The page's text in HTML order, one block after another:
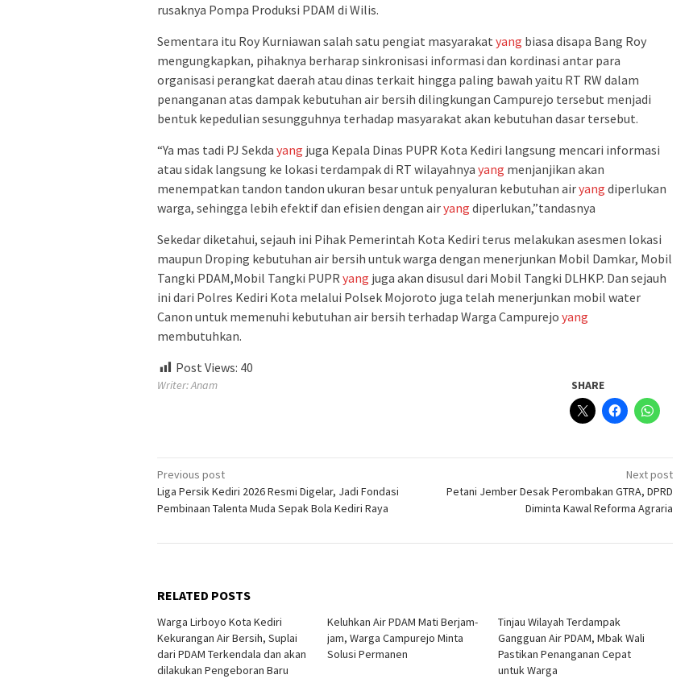
rusaknya Pompa Produksi PDAM di Wilis.
Sementara itu Roy Kurniawan salah satu pengiat masyarakat yang biasa disapa Bang Roy
mengungkapkan, pihaknya berharap sinkronisasi informasi dan kordinasi antar para
organisasi perangkat daerah atau dinas terkait hingga paling bawah yaitu RT RW dalam
penanganan atas dampak kebutuhan air bersih dilingkungan Campurejo tersebut menjadi
bentuk kepedulian sesungguhnya terhadap masyarakat akan kebutuhan dasar tersebut.
“Ya mas tadi PJ Sekda yang juga Kepala Dinas PUPR Kota Kediri langsung mencari informasi
atau sidak langsung ke lokasi terdampak di RT wilayahnya yang menjanjikan akan
menempatkan tandon tandon ukuran besar untuk penyaluran kebutuhan airyang diperlukan
warga, sehingga lebih efektif dan efisien dengan airyang diperlukan,”tandasnya
Sekedar diketahui, sejauh ini Pihak Pemerintah Kota Kediri terus melakukan asesmen lokasi
maupun Droping kebutuhan air bersih untuk warga dengan menerjunkan Mobil Damkar, Mobil
Tangki PDAM,Mobil Tangki PUPR yang juga akan disusul dari Mobil Tangki DLHKP. Dan sejauh
ini dari Polres Kediri Kota melalui Polsek Mojoroto juga telah menerjunkan mobil water
Canon untuk memenuhi kebutuhan air bersih terhadap Warga Campurejo yang
membutuhkan.
Post Views: 40
Writer: Anam SHARE
Post
navigation
Previous post
Liga Persik Kediri 2026 Resmi Digelar, Jadi Fondasi
Pembinaan Talenta Muda Sepak Bola Kediri Raya
Next post
Petani Jember Desak Perombakan GTRA, DPRD
Diminta Kawal Reforma Agraria
RELATED POSTS
Warga Lirboyo Kota Kediri
Kekurangan Air Bersih, Suplai
dari PDAM Terkendala dan akan
dilakukan Pengeboran Baru
Keluhkan Air PDAM Mati Berjam-
jam, Warga Campurejo Minta
Solusi Permanen
Tinjau Wilayah Terdampak
Gangguan Air PDAM, Mbak Wali
Pastikan Penanganan Cepat
untuk Warga